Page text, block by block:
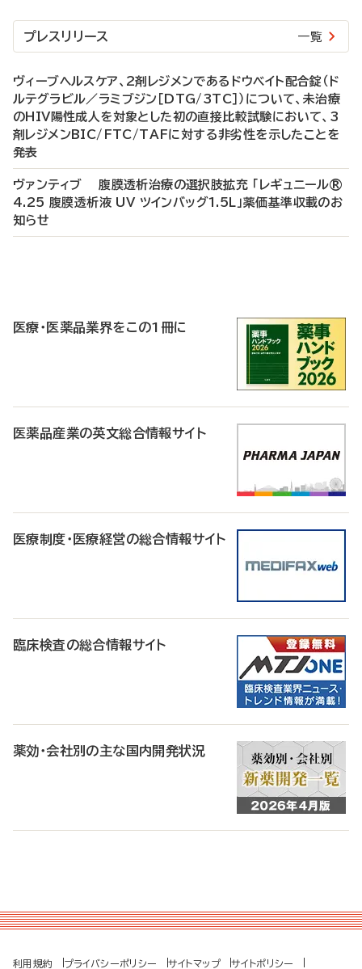
プレスリリース 一覧
ヴィーブヘルスケア、2剤レジメンであるドウベイト配合錠（ド
ルテグラビル／ラミブジン［DTG/3TC］）について、未治療
のHIV陽性成人を対象とした初の直接比較試験において、3
剤レジメンBIC/FTC/TAFに対する非劣性を示したことを
発表
ヴァンティブ 腹膜透析治療の選択肢拡充 「レギュニール®
4.25 腹膜透析液 UV ツインバッグ1.5L」薬価基準収載のお
知らせ
医療・医薬品業界をこの1冊に
医薬品産業の英文総合情報サイト
医療制度・医療経営の総合情報サイト
臨床検査の総合情報サイト
薬効・会社別の主な国内開発状況
利用規約 プライバシーポリシー サイトマップ サイトポリシー